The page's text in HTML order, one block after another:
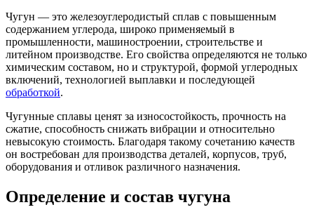
Чугун — это железоуглеродистый сплав с повышенным
содержанием углерода, широко применяемый в
промышленности, машиностроении, строительстве и
литейном производстве. Его свойства определяются не только
химическим составом, но и структурой, формой углеродных
включений, технологией выплавки и последующей
обработкой.
Чугунные сплавы ценят за износостойкость, прочность на
сжатие, способность снижать вибрации и относительно
невысокую стоимость. Благодаря такому сочетанию качеств
он востребован для производства деталей, корпусов, труб,
оборудования и отливок различного назначения.
Определение и состав чугуна